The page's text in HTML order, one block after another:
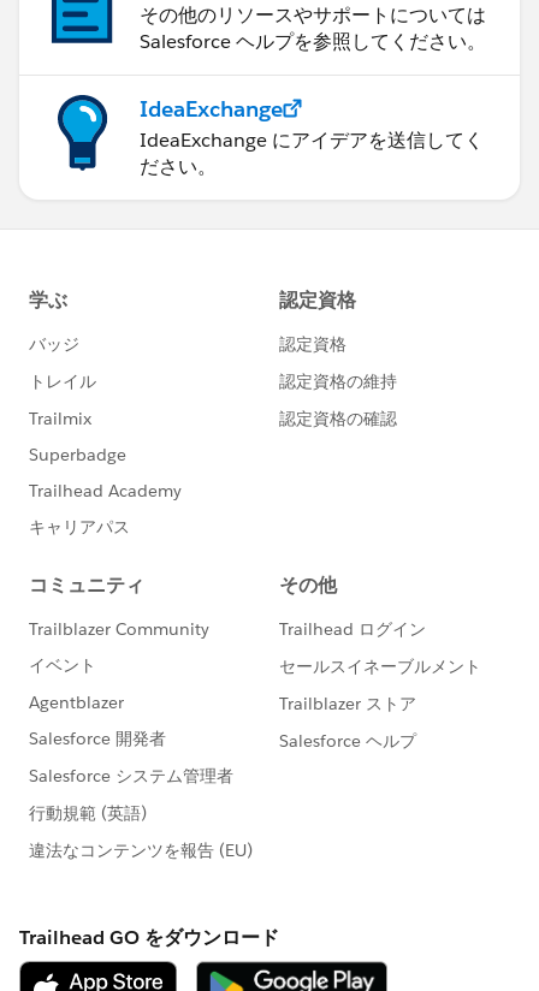
その他のリソースやサポートについては
Salesforce ヘルプを参照してください。
IdeaExchange
IdeaExchange にアイデアを送信してく
ださい。